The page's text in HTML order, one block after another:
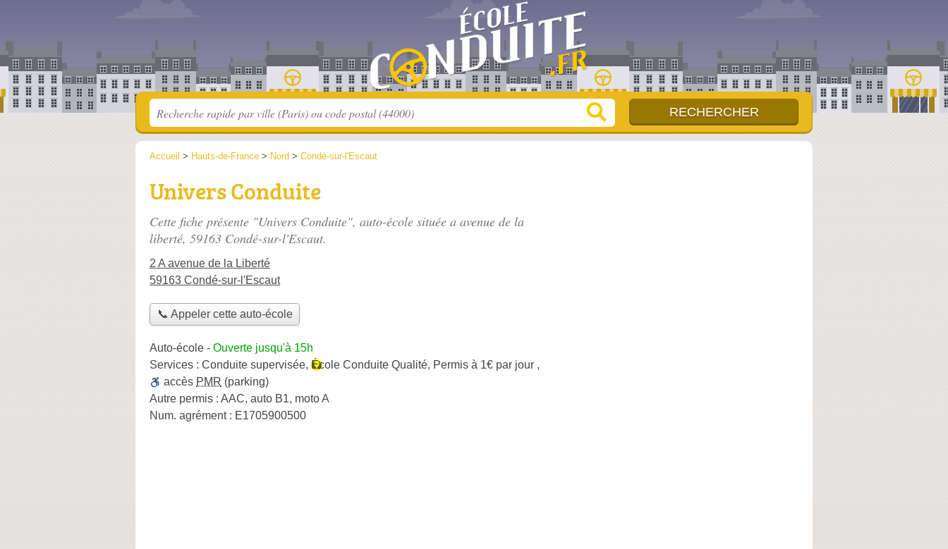
Accueil > Hauts-de-France > Nord > Condé-sur-l'Escaut
Univers Conduite
Cette fiche présente "Univers Conduite", auto-école située a avenue de la
liberté, 59163 Condé-sur-l'Escaut.
2 A avenue de la Liberté
59163 Condé-sur-l'Escaut
📞 Appeler cette auto-école
Auto-école - Ouverte jusqu'à 15h
Services : Conduite supervisée, École Conduite Qualité, Permis à 1€ par jour ,
accès PMR (parking)
Autre permis : AAC, auto B1, moto A
Num. agrément : E1705900500